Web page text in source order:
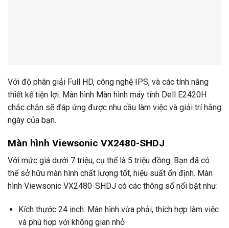
Với độ phân giải Full HD, công nghệ IPS, và các tính năng
thiết kế tiện lợi. Màn hình Màn hình máy tính Dell E2420H
chắc chắn sẽ đáp ứng được nhu cầu làm việc và giải trí hằng
ngày của bạn.
Màn hình Viewsonic VX2480-SHDJ
Với mức giá dưới 7 triệu, cụ thể là 5 triệu đồng. Bạn đã có
thể sở hữu màn hình chất lượng tốt, hiệu suất ổn định. Màn
hình Viewsonic VX2480-SHDJ có các thông số nổi bật như:
Kích thước 24 inch: Màn hình vừa phải, thích hợp làm việc
và phù hợp với không gian nhỏ